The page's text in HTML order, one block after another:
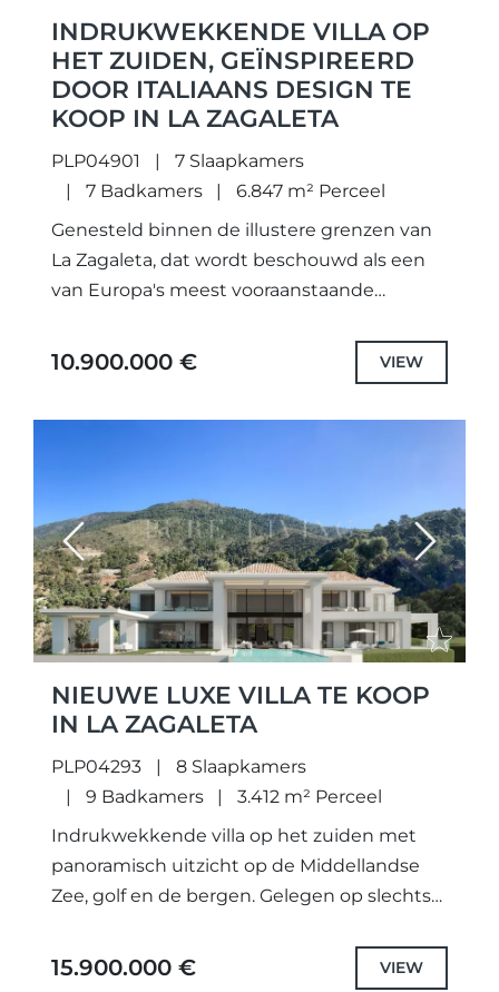
INDRUKWEKKENDE VILLA OP
HET ZUIDEN, GEÏNSPIREERD
DOOR ITALIAANS DESIGN TE
KOOP IN LA ZAGALETA
PLP04901
7 Slaapkamers
7 Badkamers
6.847 m² Perceel
Genesteld binnen de illustere grenzen van
La Zagaleta, dat wordt beschouwd als een
van Europa's meest vooraanstaande
villa op het zuiden, geïnspireerd door
10.900.000 € VIEW
Previous Next
NIEUWE LUXE VILLA TE KOOP
IN LA ZAGALETA
PLP04293
8 Slaapkamers
9 Badkamers
3.412 m² Perceel
Indrukwekkende villa op het zuiden met
panoramisch uitzicht op de Middellandse
Zee, golf en de bergen. Gelegen op slechts
van La Zagaleta, een...
15.900.000 € VIEW